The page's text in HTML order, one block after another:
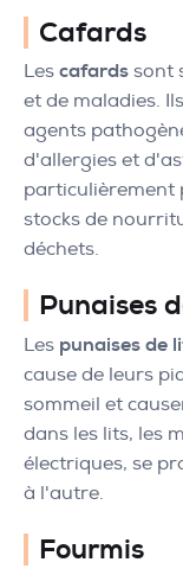
Cafards
Les cafards sont
et de maladies.
agents
d'allergies et
particulièrement
stocks de
déchets.
Punaises
Les punaises de
cause de leurs
sommeil et
dans les lits, les
électriques, se
à l'autre.
Fourmis